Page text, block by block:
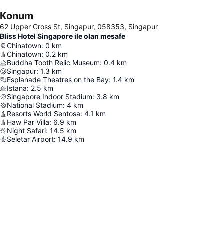
Konum
62 Upper Cross St, Singapur, 058353, Singapur
Bliss Hotel Singapore ile olan mesafe
Chinatown: 0 km
Chinatown: 0.2 km
Buddha Tooth Relic Museum: 0.4 km
Singapur: 1.3 km
Esplanade Theatres on the Bay: 1.4 km
Istana: 2.5 km
Singapore Indoor Stadium: 3.8 km
National Stadium: 4 km
Resorts World Sentosa: 4.1 km
Haw Par Villa: 6.9 km
Night Safari: 14.5 km
Seletar Airport: 14.9 km